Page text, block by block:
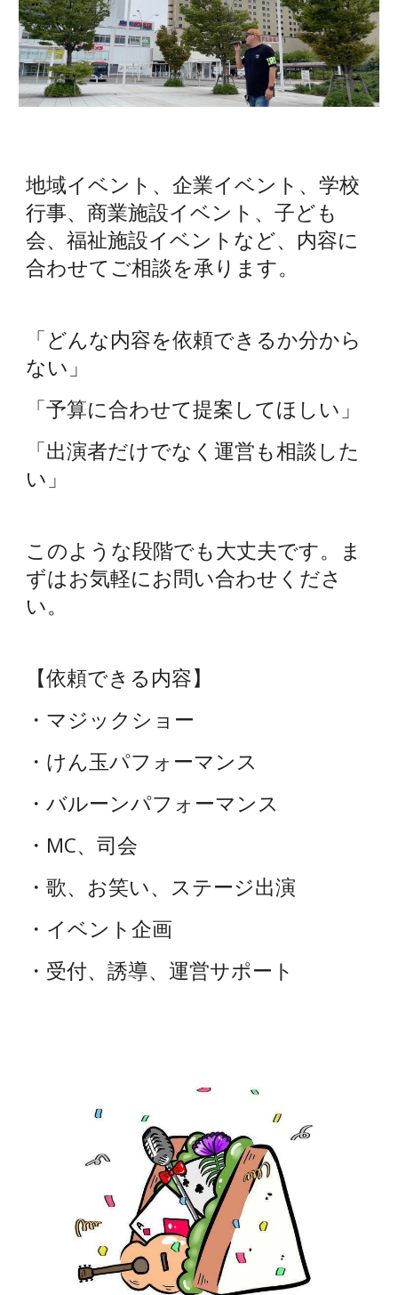
地域イベント、企業イベント、学校
行事、商業施設イベント、子ども
会、福祉施設イベントなど、内容に
合わせてご相談を承ります。
「どんな内容を依頼できるか分から
ない」
「予算に合わせて提案してほしい」
「出演者だけでなく運営も相談した
い」
このような段階でも大丈夫です。ま
ずはお気軽にお問い合わせくださ
い。
【依頼できる内容】
・マジックショー
・けん玉パフォーマンス
・バルーンパフォーマンス
・MC、司会
・歌、お笑い、ステージ出演
・イベント企画
・受付、誘導、運営サポート